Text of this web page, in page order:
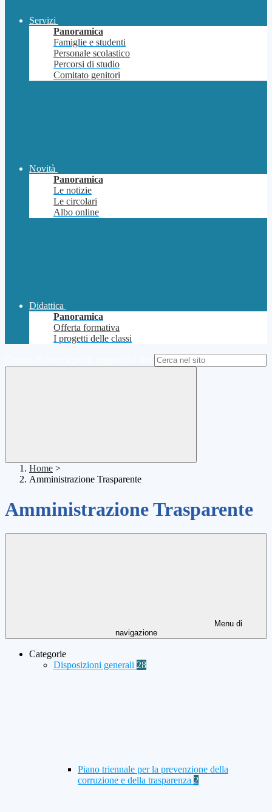
Servizi
Panoramica
Famiglie e studenti
Personale scolastico
Percorsi di studio
Comitato genitori
Novità
Panoramica
Le notizie
Le circolari
Albo online
Didattica
Panoramica
Offerta formativa
I progetti delle classi
Home >
Amministrazione Trasparente
Amministrazione Trasparente
Menu di
navigazione
Categorie
Disposizioni generali 28
Piano triennale per la prevenzione della
corruzione e della trasparenza 2